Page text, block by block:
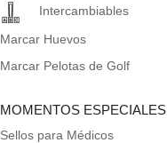
Intercambiables
Marcar Huevos
Marcar Pelotas de Golf
MOMENTOS ESPECIALES
Sellos para Médicos